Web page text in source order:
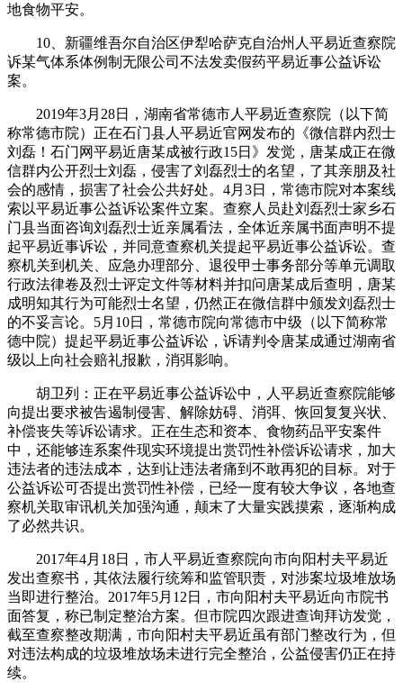
地食物平安。
10、新疆维吾尔自治区伊犁哈萨克自治州人平易近查察院
诉某气体系体例制无限公司不法发卖假药平易近事公益诉讼
案。
2019年3月28日，湖南省常德市人平易近查察院（以下简
称常德市院）正在石门县人平易近官网发布的《微信群内烈士
刘磊！石门网平易近唐某成被行政15日》发觉，唐某成正在微
信群内公开烈士刘磊，侵害了刘磊烈士的名望，了其亲朋及社
会的感情，损害了社会公共好处。4月3日，常德市院对本案线
索以平易近事公益诉讼案件立案。查察人员赴刘磊烈士家乡石
门县当面咨询刘磊烈士近亲属看法，全体近亲属书面声明不提
起平易近事诉讼，并同意查察机关提起平易近事公益诉讼。查
察机关到机关、应急办理部分、退役甲士事务部分等单元调取
行政法律卷及烈士评定文件等材料并扣问唐某成后查明，唐某
成明知其行为可能烈士名望，仍然正在微信群中颁发刘磊烈士
的不妥言论。5月10日，常德市院向常德市中级（以下简称常
德中院）提起平易近事公益诉讼，诉请判令唐某成通过湖南省
级以上向社会赔礼报歉，消弭影响。
胡卫列：正在平易近事公益诉讼中，人平易近查察院能够
向提出要求被告遏制侵害、解除妨碍、消弭、恢回复复兴状、
补偿丧失等诉讼请求。正在生态和资本、食物药品平安案件
中，还能够连系案件现实环境提出赏罚性补偿诉讼请求，加大
违法者的违法成本，达到让违法者痛到不敢再犯的目标。对于
公益诉讼可否提出赏罚性补偿，已经一度有较大争议，各地查
察机关取审讯机关加强沟通，颠末了大量实践摸索，逐渐构成
了必然共识。
2017年4月18日，市人平易近查察院向市向阳村夫平易近
发出查察书，其依法履行统筹和监管职责，对涉案垃圾堆放场
当即进行整治。2017年5月12日，市向阳村夫平易近向市院书
面答复，称已制定整治方案。但市院四次跟进查询拜访发觉，
截至查察整改期满，市向阳村夫平易近虽有部门整改行为，但
对违法构成的垃圾堆放场未进行完全整治，公益侵害仍正在持
续。